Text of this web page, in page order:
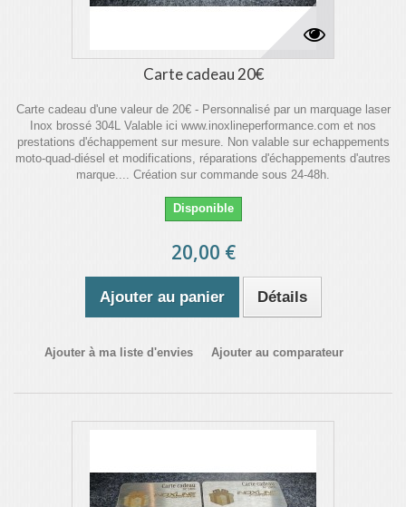
Carte cadeau 20€
Carte cadeau d'une valeur de 20€ - Personnalisé par un marquage laser
Inox brossé 304L Valable ici www.inoxlineperformance.com et nos
prestations d'échappement sur mesure. Non valable sur echappements
moto-quad-diésel et modifications, réparations d'échappements d'autres
marque.... Création sur commande sous 24-48h.
Disponible
20,00 €
Ajouter au panier Détails
Ajouter à ma liste d'envies Ajouter au comparateur